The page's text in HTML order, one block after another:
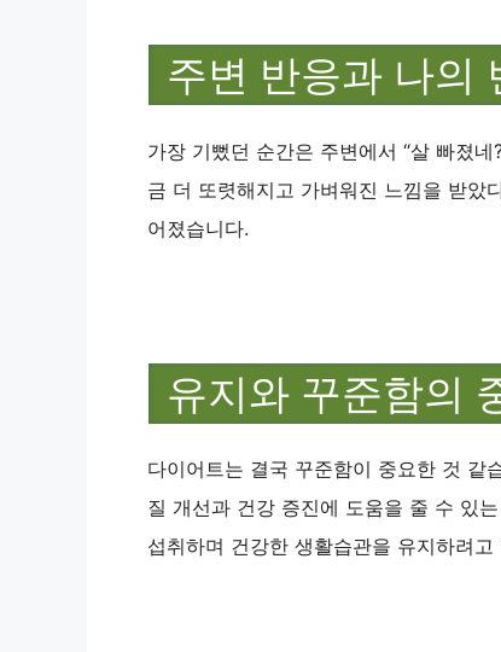
주변 반응과 나의
가장 기뻤던 순간은 주변에서 “살 빠졌
금 더 또렷해지고 가벼워진 느낌을 받았
어졌습니다.
유지와 꾸준함의
다이어트는 결국 꾸준함이 중요한 것 같
질 개선과 건강 증진에 도움을 줄 수 있
섭취하며 건강한 생활습관을 유지하려고